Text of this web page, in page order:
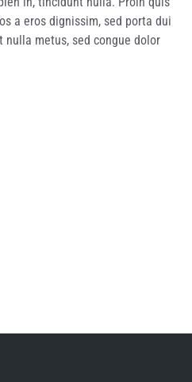
a eros dignissim, sed porta dui
metus, sed congue dolor